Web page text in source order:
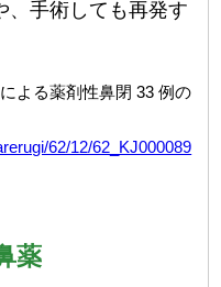
、手術しても再発す
よる薬剤性鼻閉 33 例の
62/12/62_KJ000089
薬